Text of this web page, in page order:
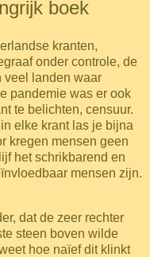
boek
kranten,
onder controle, de
veel landen waar
pandemie was er ook
te belichten, censuur.
elke krant las je bijna
kregen mensen geen
het schrikbarend en
mensen zijn.
dat de zeer rechter
steen boven wilde
hoe naïef dit klinkt